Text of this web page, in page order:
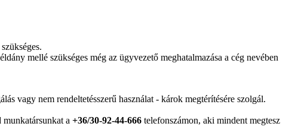
mellé szükséges még az ügyvezető meghatalmazása a cég nevében
vagy nem rendeltetésszerű használat - károk megtérítésére szolgál.
a +36/30-92-44-666 telefonszámon, aki mindent megtesz